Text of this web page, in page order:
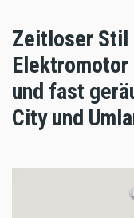
Zeitloser Stil
und fast
City und